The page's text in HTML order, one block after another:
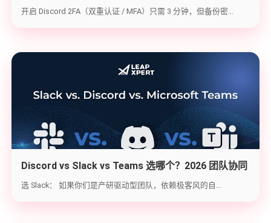
钥备份与炸号救急（2026实战版）
开启 Discord 2FA（双重认证 / MFA）只需 3 分钟，但备份密...
Discord vs Slack vs Teams 选哪个？2026 团队协同
工具实战选型指南
选 Slack： 如果你们是产研驱动型团队，依赖极客风的自...